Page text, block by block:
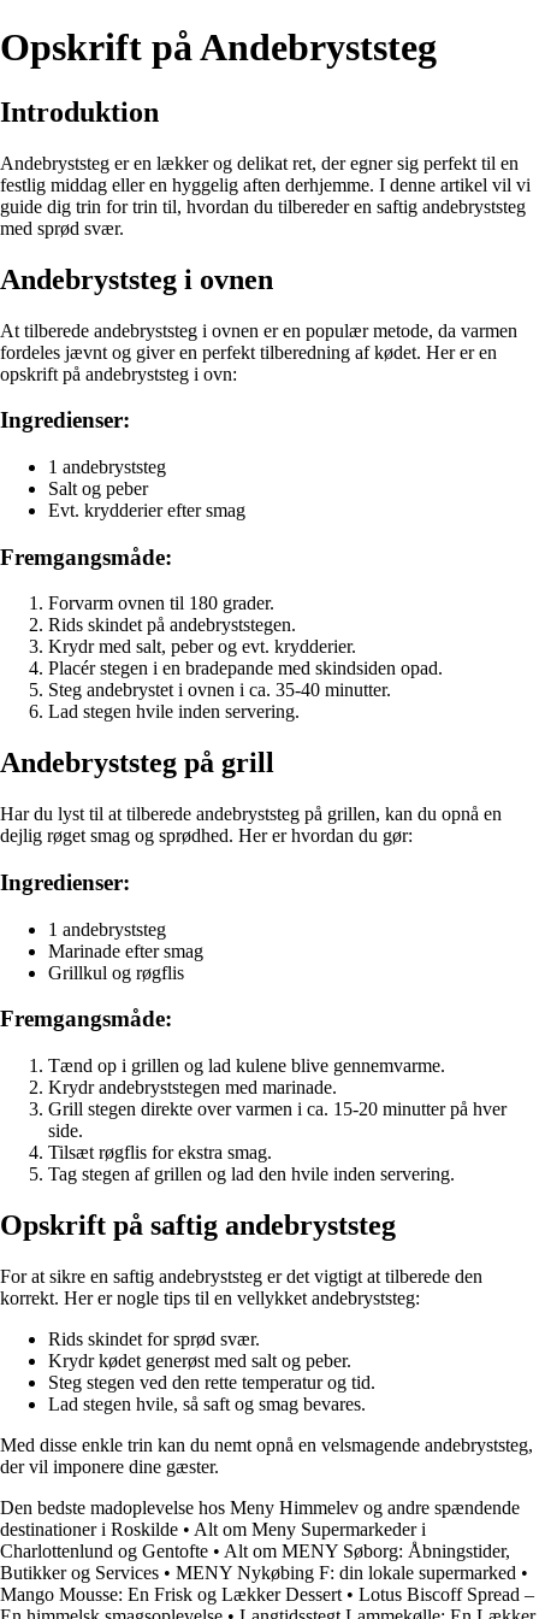
Opskrift på Andebryststeg
Introduktion
Andebryststeg er en lækker og delikat ret, der egner sig perfekt til en
festlig middag eller en hyggelig aften derhjemme. I denne artikel vil vi
guide dig trin for trin til, hvordan du tilbereder en saftig andebryststeg
med sprød svær.
Andebryststeg i ovnen
At tilberede andebryststeg i ovnen er en populær metode, da varmen
fordeles jævnt og giver en perfekt tilberedning af kødet. Her er en
opskrift på andebryststeg i ovn:
Ingredienser:
1 andebryststeg
Salt og peber
Evt. krydderier efter smag
Fremgangsmåde:
Forvarm ovnen til 180 grader.
Rids skindet på andebryststegen.
Krydr med salt, peber og evt. krydderier.
Placér stegen i en bradepande med skindsiden opad.
Steg andebrystet i ovnen i ca. 35-40 minutter.
Lad stegen hvile inden servering.
Andebryststeg på grill
Har du lyst til at tilberede andebryststeg på grillen, kan du opnå en
dejlig røget smag og sprødhed. Her er hvordan du gør:
Ingredienser:
1 andebryststeg
Marinade efter smag
Grillkul og røgflis
Fremgangsmåde:
Tænd op i grillen og lad kulene blive gennemvarme.
Krydr andebryststegen med marinade.
Grill stegen direkte over varmen i ca. 15-20 minutter på hver
side.
Tilsæt røgflis for ekstra smag.
Tag stegen af grillen og lad den hvile inden servering.
Opskrift på saftig andebryststeg
For at sikre en saftig andebryststeg er det vigtigt at tilberede den
korrekt. Her er nogle tips til en vellykket andebryststeg:
Rids skindet for sprød svær.
Krydr kødet generøst med salt og peber.
Steg stegen ved den rette temperatur og tid.
Lad stegen hvile, så saft og smag bevares.
Med disse enkle trin kan du nemt opnå en velsmagende andebryststeg,
der vil imponere dine gæster.
Den bedste madoplevelse hos Meny Himmelev og andre spændende
destinationer i Roskilde • Alt om Meny Supermarkeder i
Charlottenlund og Gentofte • Alt om MENY Søborg: Åbningstider,
Butikker og Services • MENY Nykøbing F: din lokale supermarked •
Mango Mousse: En Frisk og Lækker Dessert • Lotus Biscoff Spread –